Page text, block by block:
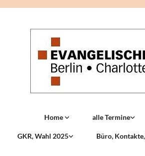
Home alle Termine
GKR, Wahl 2025 Büro,